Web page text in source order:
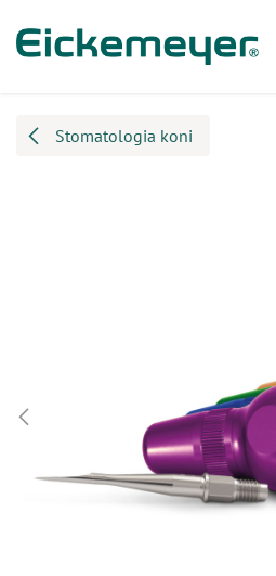
Stomatologia koni